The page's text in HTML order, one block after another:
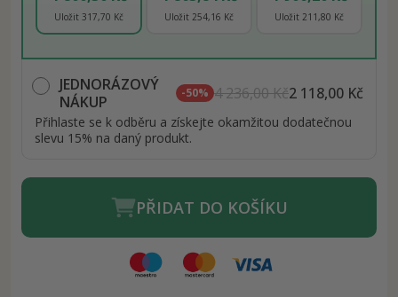
Uložit 317,70 Kč Uložit 254,16 Kč Uložit 211,80 Kč
JEDNORÁZOVÝ
NÁKUP
-50% 4 236,00 Kč2 118,00 Kč
Přihlaste se k odběru a získejte okamžitou dodatečnou
slevu 15% na daný produkt.
PŘIDAT DO KOŠÍKU